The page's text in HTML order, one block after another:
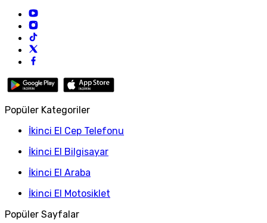
Popüler Kategoriler
İkinci El Cep Telefonu
İkinci El Bilgisayar
İkinci El Araba
İkinci El Motosiklet
Popüler Sayfalar